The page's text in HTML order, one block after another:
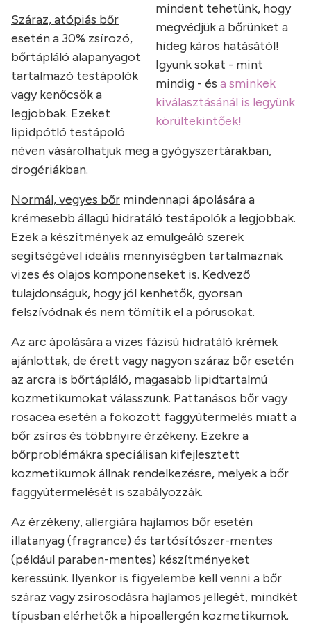
mindent tehetünk, hogy
megvédjük a bőrünket a
hideg káros hatásától!
Igyunk sokat - mint
mindig - és a sminkek
kiválasztásánál is legyünk
körültekintőek!
Száraz, atópiás bőr
esetén a 30% zsírozó,
bőrtápláló alapanyagot
tartalmazó testápolók
vagy kenőcsök a
legjobbak. Ezeket
lipidpótló testápoló
néven vásárolhatjuk meg a gyógyszertárakban,
drogériákban.
Normál, vegyes bőr mindennapi ápolására a
krémesebb állagú hidratáló testápolók a legjobbak.
Ezek a készítmények az emulgeáló szerek
segítségével ideális mennyiségben tartalmaznak
vizes és olajos komponenseket is. Kedvező
tulajdonságuk, hogy jól kenhetők, gyorsan
felszívódnak és nem tömítik el a pórusokat.
Az arc ápolásáraa vizes fázisú hidratáló krémek
ajánlottak, de érett vagy nagyon száraz bőr esetén
az arcra is bőrtápláló, magasabb lipidtartalmú
kozmetikumokat válasszunk. Pattanásos bőr vagy
rosacea esetén a fokozott faggyútermelés miatt a
bőr zsíros és többnyire érzékeny. Ezekre a
bőrproblémákra speciálisan kifejlesztett
kozmetikumok állnak rendelkezésre, melyek a bőr
faggyútermelését is szabályozzák.
Az érzékeny, allergiára hajlamos bőresetén
illatanyag (fragrance) és tartósítószer-mentes
(például paraben-mentes) készítményeket
keressünk. Ilyenkor is figyelembe kell venni a bőr
száraz vagy zsírosodásra hajlamos jellegét, mindkét
típusban elérhetők a hipoallergén kozmetikumok.